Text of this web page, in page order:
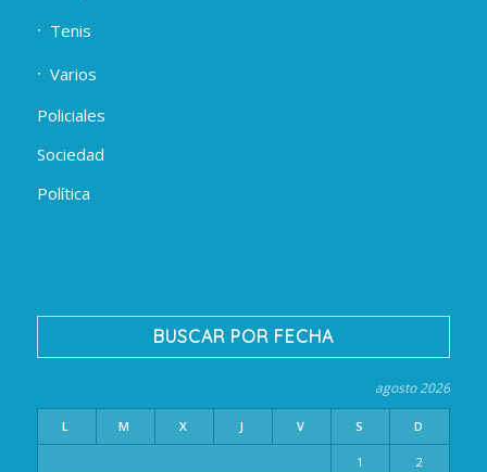
Tenis
Varios
Policiales
Sociedad
Política
BUSCAR POR FECHA
agosto 2026
L M X J V S D
1 2